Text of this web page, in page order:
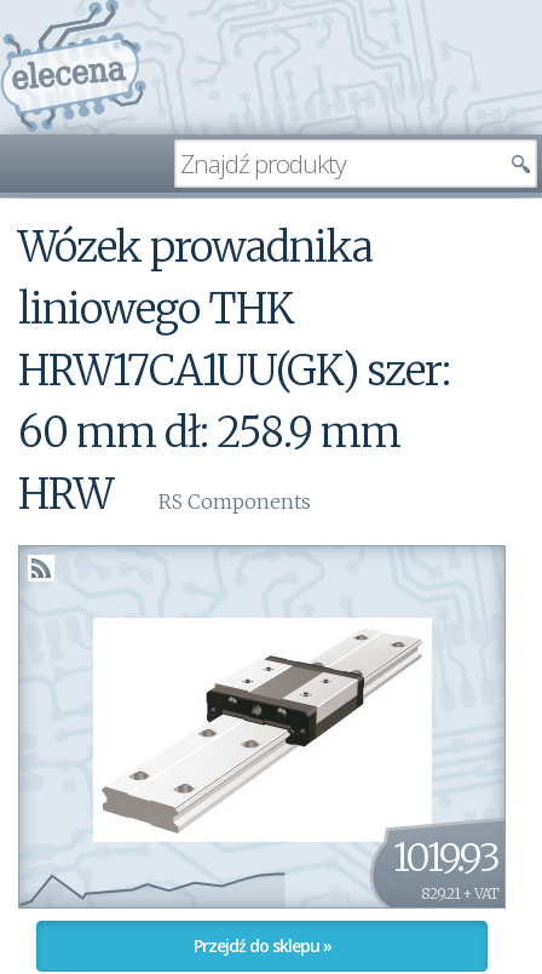
Wózek prowadnika
liniowego THK
HRW17CA1UU(GK) szer:
60 mm dł: 258.9 mm
HRW
RS Components
1019.93
829.21 + VAT
Przejdź do sklepu »